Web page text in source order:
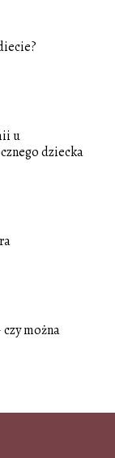
u
dziecka
można